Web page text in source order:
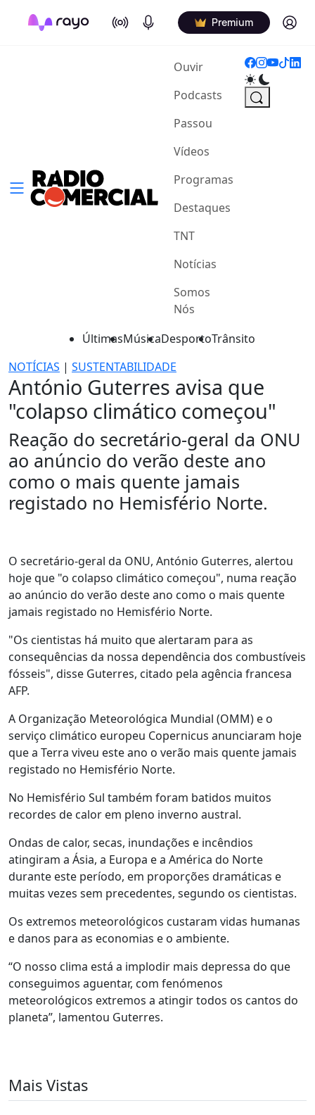
On Air Podcasts Premium Log in
Ouvir(current)
Podcasts
Passou
Vídeos
Programas
Destaques
TNT
Notícias
Somos
Nós
ÚltimasMúsicaDesportoTrânsito
NOTÍCIAS | SUSTENTABILIDADE
António Guterres avisa que
"colapso climático começou"
Reação do secretário-geral da ONU
ao anúncio do verão deste ano
como o mais quente jamais
registado no Hemisfério Norte.
O secretário-geral da ONU, António Guterres, alertou
hoje que "o colapso climático começou", numa reação
ao anúncio do verão deste ano como o mais quente
jamais registado no Hemisfério Norte.
"Os cientistas há muito que alertaram para as
consequências da nossa dependência dos combustíveis
fósseis", disse Guterres, citado pela agência francesa
AFP.
A Organização Meteorológica Mundial (OMM) e o
serviço climático europeu Copernicus anunciaram hoje
que a Terra viveu este ano o verão mais quente jamais
registado no Hemisfério Norte.
No Hemisfério Sul também foram batidos muitos
recordes de calor em pleno inverno austral.
Ondas de calor, secas, inundações e incêndios
atingiram a Ásia, a Europa e a América do Norte
durante este período, em proporções dramáticas e
muitas vezes sem precedentes, segundo os cientistas.
Os extremos meteorológicos custaram vidas humanas
e danos para as economias e o ambiente.
“O nosso clima está a implodir mais depressa do que
conseguimos aguentar, com fenómenos
meteorológicos extremos a atingir todos os cantos do
planeta”, lamentou Guterres.
Mais Vistas